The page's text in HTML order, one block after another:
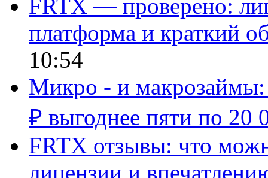
FRTX — проверено:
платформа и краткий
10:54
Микро - и макрозаймы:
₽ выгоднее пяти по 20
FRTX отзывы: что
лицензии и